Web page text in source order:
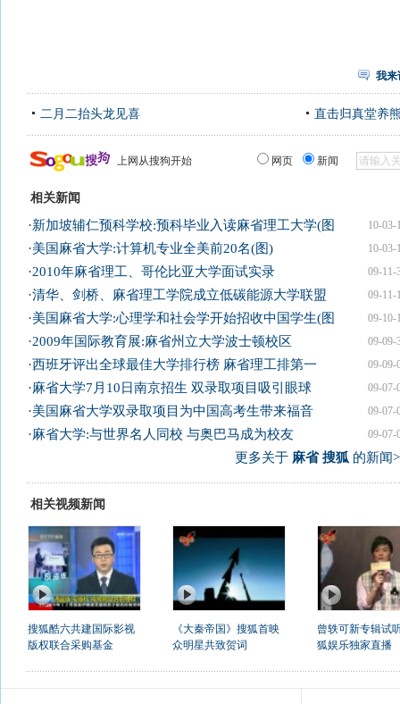
我来
二月二抬头龙见喜 直击归真堂养
上网从搜狗开始 网页 新闻
相关新闻
10-03-
·新加坡辅仁预科学校:预科毕业入读麻省理工大学(图
10-03-
·美国麻省大学:计算机专业全美前20名(图)
09-11-
·2010年麻省理工、哥伦比亚大学面试实录
09-11-
·清华、剑桥、麻省理工学院成立低碳能源大学联盟
09-10-
·美国麻省大学:心理学和社会学开始招收中国学生(图
09-09-
·2009年国际教育展:麻省州立大学波士顿校区
09-09-
·西班牙评出全球最佳大学排行榜 麻省理工排第一
09-07-
·麻省大学7月10日南京招生 双录取项目吸引眼球
09-07-
·美国麻省大学双录取项目为中国高考生带来福音
09-07-
·麻省大学:与世界名人同校 与奥巴马成为校友
更多关于 麻省 搜狐 的新闻
相关视频新闻
搜狐酷六共建国际影视
版权联合采购基金
《大秦帝国》搜狐首映
众明星共致贺词
曾轶可新专辑试
狐娱乐独家直播